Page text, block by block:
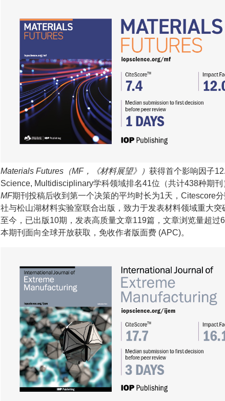
Materials Futures（MF，《材料展望》） 获得首个影响因子
Science, Multidisciplinary学科领域排名41位（共计438种期刊
MF期刊投稿后收到第一个决策的平均时长为1天，Citescore
社与松山湖材料实验室联合出版，致力于发表材料领域重大突
至今，已出版10期，发表高质量文章119篇，文章浏览量超过
本期刊面向全球开放获取，免收作者版面费 (APC)。